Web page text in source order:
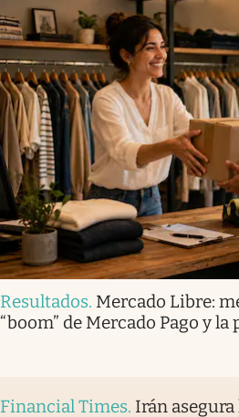
Resultados. Mercado Libre:
“boom” de Mercado Pago y
Financial Times. Irán